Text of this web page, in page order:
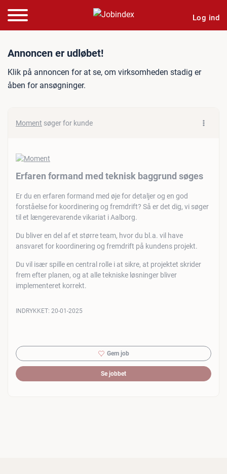
Log ind
Jobannonce: Erfaren
Annoncen er udløbet!
Klik på annoncen for at se, om virksomheden stadig er
åben for ansøgninger.
Moment søger for kunde
Erfaren formand med teknisk baggrund søges
Er du en erfaren formand med øje for detaljer og en god
forståelse for koordinering og fremdrift? Så er det dig, vi søger
til et længerevarende vikariat i Aalborg.
Du bliver en del af et større team, hvor du bl.a. vil have
ansvaret for koordinering og fremdrift på kundens projekt.
Du vil især spille en central rolle i at sikre, at projektet skrider
frem efter planen, og at alle tekniske løsninger bliver
implementeret korrekt.
INDRYKKET: 20-01-2025
Gem job
Se jobbet